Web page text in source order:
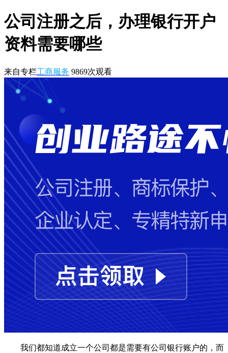
公司注册之后，办理银行开户
资料需要哪些
来自专栏工商服务 9869次观看
我们都知道成立一个公司都是需要有公司银行账户的，而